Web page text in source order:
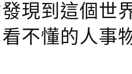
現到這個世
不懂的人事